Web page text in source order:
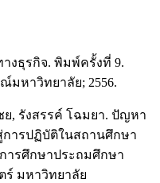
งธุรกิจ. พิมพ์ครั้งที่ 9.
มหาวิทยาลัย; 2556.
, รังสรรค์ โฉมยา. ปัญหา
ารปฏิบัติในสถานศึกษา
ารศึกษาประถมศึกษา
ร์ มหาวิทยาลัย